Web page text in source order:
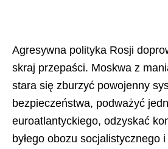
Agresywna polityka Rosji
skraj przepaści. Moskwa z
stara się zburzyć powojenny
bezpieczeństwa, podważyć
euroatlantyckiego, odzyskać
byłego obozu socjalistycznego